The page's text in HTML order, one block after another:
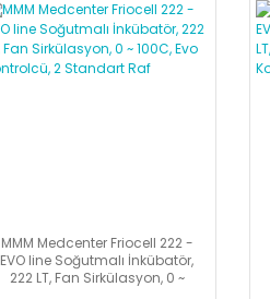
MMM Medcenter Friocell 222 -
EVO line Soğutmalı İnkübatör,
222 LT, Fan Sirkülasyon, 0 ~